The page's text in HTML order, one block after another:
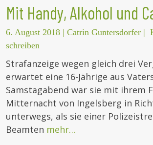
Mit Handy, Alkohol und
6. August 2018 | Catrin Guntersdorfer |
schreiben
Strafanzeige wegen gleich drei
erwartet eine 16-Jährige aus
Samstagabend war sie mit ihrem
Mitternacht von Ingelsberg in
unterwegs, als sie einer
Beamten mehr…